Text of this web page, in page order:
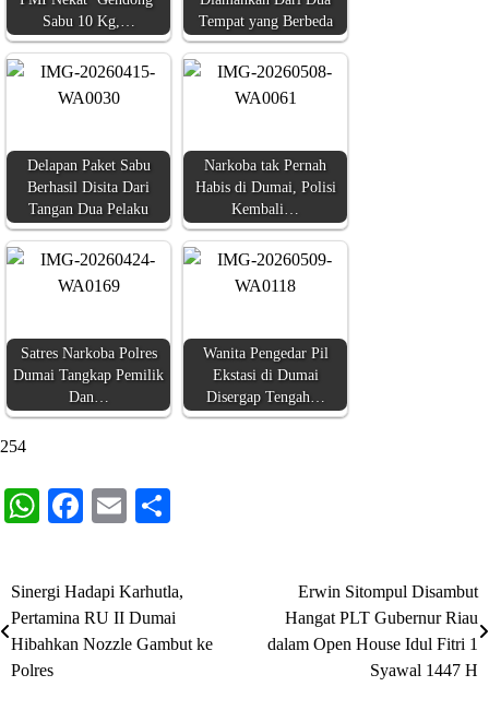
Sabu 10 Kg,…
Tempat yang Berbeda
Delapan Paket Sabu
Berhasil Disita Dari
Tangan Dua Pelaku
Narkoba tak Pernah
Habis di Dumai, Polisi
Kembali…
Satres Narkoba Polres
Dumai Tangkap Pemilik
Dan…
Wanita Pengedar Pil
Ekstasi di Dumai
Disergap Tengah…
254
WhatsApp
Facebook
Email
Navigasi
pos
Sinergi Hadapi Karhutla,
Pertamina RU II Dumai
Hibahkan Nozzle Gambut ke
Polres
Erwin Sitompul Disambut
Hangat PLT Gubernur Riau
dalam Open House Idul Fitri 1
Syawal 1447 H